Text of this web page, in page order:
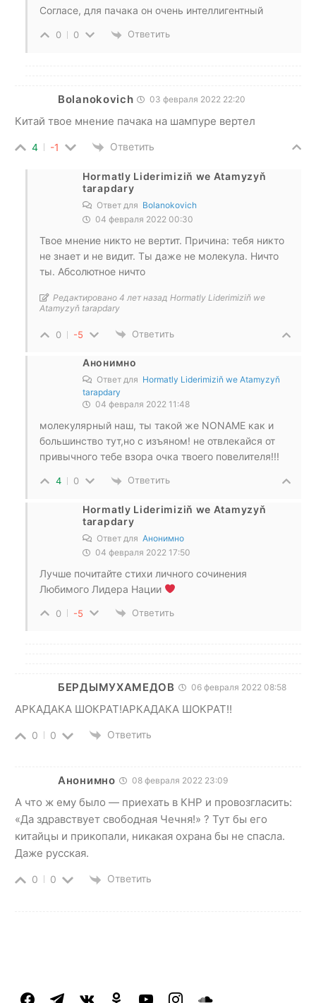
Согласе, для пачака он очень интеллигентный
0 0 Ответить
Bolanokovich 03 февраля 2022 22:20
Китай твое мнение пачака на шампуре вертел
4 -1 Ответить
Hormatly Liderimiziň we Atamyzyň
tarapdary
Ответ для Bolanokovich
04 февраля 2022 00:30
Твое мнение никто не вертит. Причина: тебя никто
не знает и не видит. Ты даже не молекула. Ничто
ты. Абсолютное ничто
Редактировано 4 лет назад Hormatly Liderimiziň we
Atamyzyň tarapdary
0 -5 Ответить
Анонимно
Ответ для Hormatly Liderimiziň we Atamyzyň
tarapdary
04 февраля 2022 11:48
молекулярный наш, ты такой же NONAME как и
большинство тут,но с изъяном! не отвлекайся от
привычного тебе взора очка твоего повелителя!!!
4 0 Ответить
Hormatly Liderimiziň we Atamyzyň
tarapdary
Ответ для Анонимно
04 февраля 2022 17:50
Лучше почитайте стихи личного сочинения
Любимого Лидера Нации
0 -5 Ответить
БЕРДЫМУХАМЕДОВ 06 февраля 2022 08:58
АРКАДАКА ШОКРАТ!АРКАДАКА ШОКРАТ!!
0 0 Ответить
Анонимно 08 февраля 2022 23:09
А что ж ему было — приехать в КНР и провозгласить:
«Да здравствует свободная Чечня!» ? Тут бы его
китайцы и прикопали, никакая охрана бы не спасла.
Даже русская.
0 0 Ответить
facebooktelegramvkontakteodnoklassniki
youtubeinstagramsoundcloud